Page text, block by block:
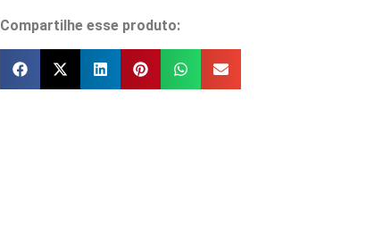
Compartilhe esse produto: